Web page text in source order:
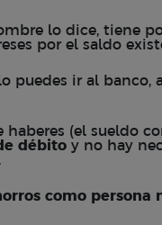
lo dice, tiene
por el saldo
puedes ir al banco,
(el sueldo
débito y no hay
como persona